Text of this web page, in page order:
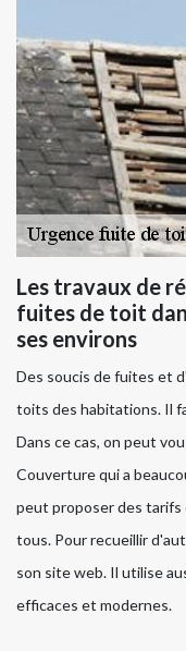
Les travaux de
fuites de toit
ses environs
Des soucis de fuites et
toits des habitations. Il
Dans ce cas, on peut
Couverture qui a
peut proposer des tarifs
tous. Pour recueillir
son site web. Il utilise
efficaces et modernes.